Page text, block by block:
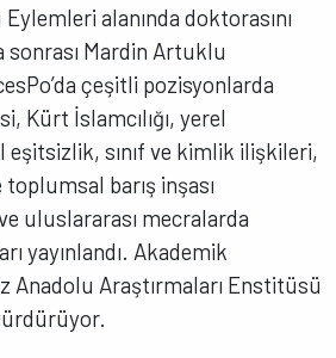
alanında doktorasını
sonrası Mardin Artuklu
çeşitli pozisyonlarda
Kürt İslamcılığı, yerel
sınıf ve kimlik ilişkileri,
barış inşası
uluslararası mecralarda
yayınlandı. Akademik
Anadolu Araştırmaları Enstitüsü